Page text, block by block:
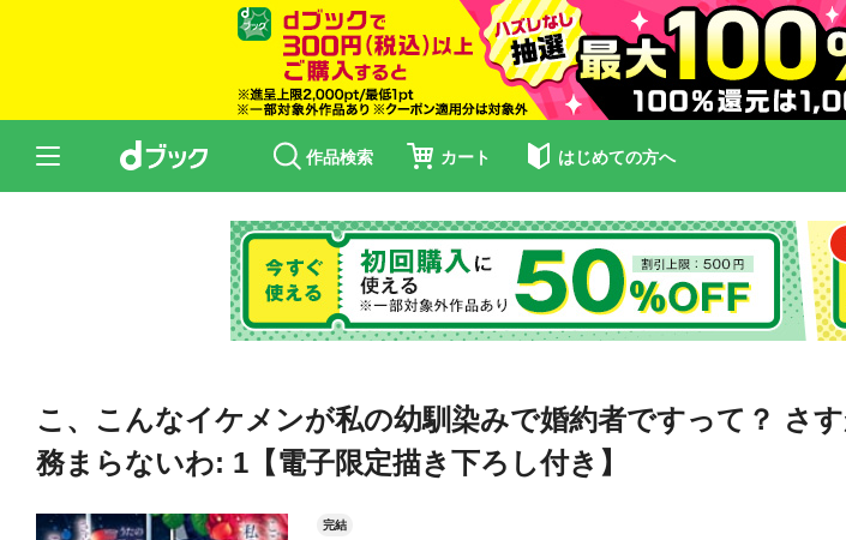
作品検索 カート はじめての方へ
こ、こんなイケメンが私の幼馴染みで婚約者ですって？ さ
務まらないわ: 1【電子限定描き下ろし付き】
完結